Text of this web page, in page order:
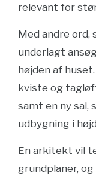
relevant for
Med andre ord,
underlagt
højden af
kviste og
samt en ny sal,
udbygning i
En arkitekt vil
grundplaner,